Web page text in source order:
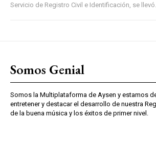
Servicio de Registro Civil e Identificación, se llevó...
Somos Genial
Somos la Multiplataforma de Aysen y estamos
entretener y destacar el desarrollo de nuestra
de la buena música y los éxitos de primer nivel.